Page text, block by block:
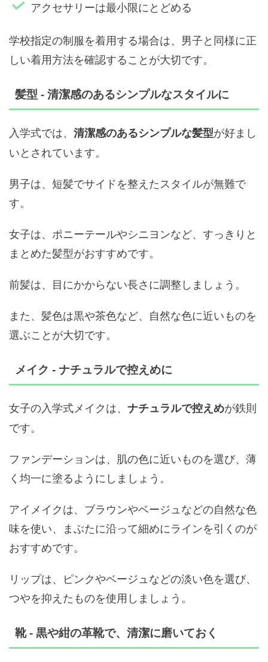
アクセサリーは最小限にとどめる
学校指定の制服を着用する場合は、男子と同様に正
しい着用方法を確認することが大切です。
髪型 - 清潔感のあるシンプルなスタイルに
入学式では、 清潔感のあるシンプルな髪型が好まし
いとされています。
男子は、短髪でサイドを整えたスタイルが無難で
す。
女子は、ポニーテールやシニヨンなど、すっきりと
まとめた髪型がおすすめです。
前髪は、目にかからない長さに調整しましょう。
また、髪色は黒や茶色など、自然な色に近いものを
選ぶことが大切です。
メイク - ナチュラルで控えめに
女子の入学式メイクは、 ナチュラルで控えめが鉄則
です。
ファンデーションは、肌の色に近いものを選び、薄
く均一に塗るようにしましょう。
アイメイクは、ブラウンやベージュなどの自然な色
味を使い、まぶたに沿って細めにラインを引くのが
おすすめです。
リップは、ピンクやベージュなどの淡い色を選び、
つやを抑えたものを使用しましょう。
靴 - 黒や紺の革靴で、清潔に磨いておく